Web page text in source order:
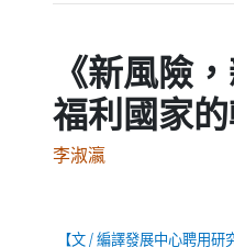
《新風險
福利國家的
李淑瀛
【文/編譯發展中心聘用研